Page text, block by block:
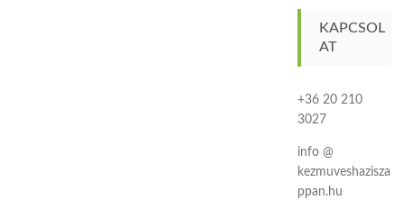
KAPCSOL
AT
+36 20 210
3027
info @
kezmuveshazisza
ppan.hu